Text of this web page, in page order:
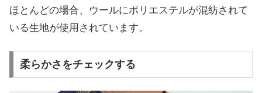
ほとんどの場合、ウールにポリエステルが混紡されて
いる生地が使用されています。
柔らかさをチェックする